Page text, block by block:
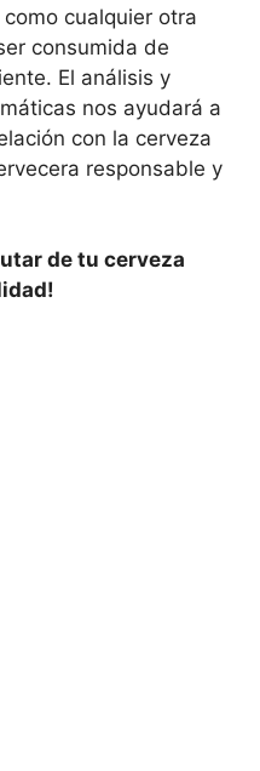
cualquier otra
consumida de
El análisis y
nos ayudará a
con la cerveza
responsable y
de tu cerveza